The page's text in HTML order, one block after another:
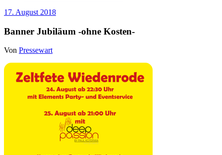
17. August 2018
Banner Jubiläum -ohne Kosten-
Von Pressewart